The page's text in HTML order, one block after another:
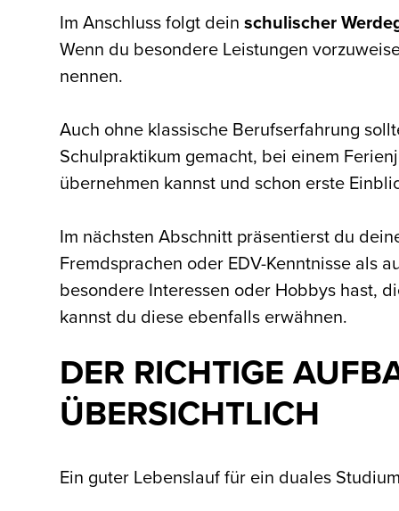
Im Anschluss folgt deinschulischer
Wenn du besondere Leistungen
nennen.
Auch ohne klassische Berufserfahrung
Schulpraktikum gemacht, bei einem
übernehmen kannst und schon erste
Im nächsten Abschnitt präsentierst du
Fremdsprachen oder EDV-Kenntnisse als
besondere Interessen oder Hobbys hast,
kannst du diese ebenfalls erwähnen.
DER RICHTIGE
ÜBERSICHTLICH
Ein guter Lebenslauf für ein duales